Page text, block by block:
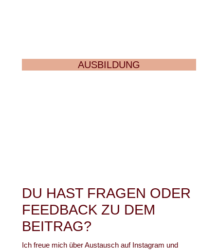
AUSBILDUNG
DU HAST FRAGEN ODER
FEEDBACK ZU DEM
BEITRAG?
Ich freue mich über Austausch auf Instagram und